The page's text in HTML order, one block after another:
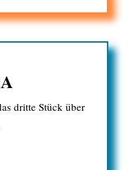
dritte Stück über